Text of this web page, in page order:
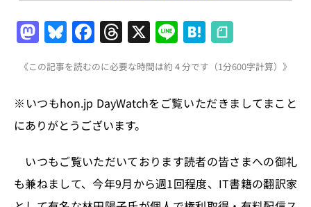
M
a
st
o
d
n
Bl
u
e
s
k
F
a
c
e
b
o
k
T
h
re
a
d
X Li
n
e
H
at
e
n
《この記事を読むのに必要な時間は約 4 分です（1分600字計算）》
※いつもhon.jp DayWatchをご覧いただきましてまこと
にありがとうございます。
いつもご覧いただいております読者の皆さまへの御礼
も兼ねまして、今年9月から週1回程度、IT書籍の翻訳家